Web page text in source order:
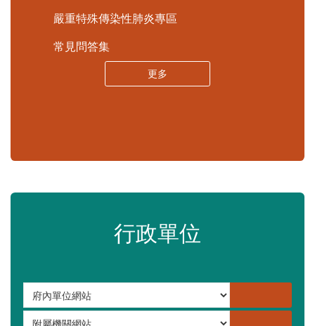
嚴重特殊傳染性肺炎專區
常見問答集
更多
行政單位